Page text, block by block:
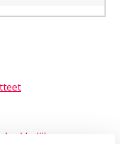
Joukkoliikenne